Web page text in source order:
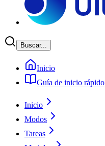
Buscar...
Inicio
Guía de inicio rápido
Inicio
Modos
Tareas